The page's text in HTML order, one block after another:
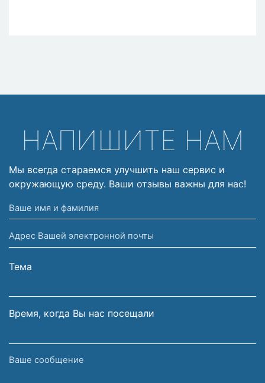
НАПИШИТЕ НАМ
Мы всегда стараемся улучшить наш сервис и
окружающую среду. Ваши отзывы важны для нас!
Ваше
имя
и
фамилия
Адрес
Вашей
электронной
Тема
Время, когда Вы нас посещали
Ваше